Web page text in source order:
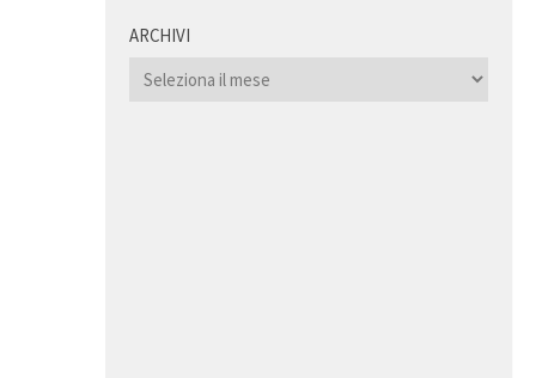
ARCHIVI
Archivi